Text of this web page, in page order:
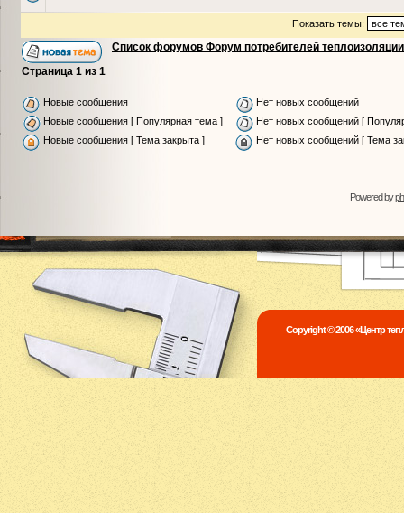
Показать темы:
Список форумов Форум потребителей теплоизоляции
Страница 1 из 1
Новые сообщения
Нет новых сообщений
Новые сообщения [ Популярная тема ]
Нет новых сообщений [
Новые сообщения [ Тема закрыта ]
Нет новых сообщений [ Тема
Powered by
Copyright © 2006 «Центр